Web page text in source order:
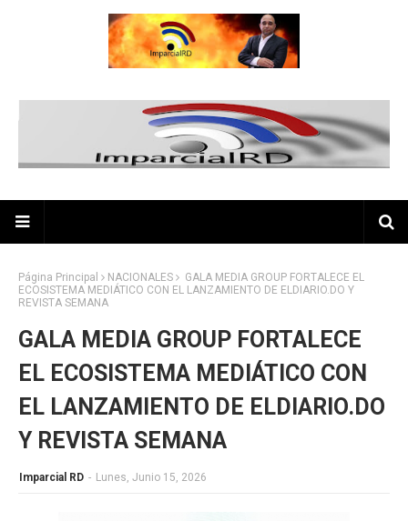
Página Principal NACIONALES
GALA MEDIA GROUP FORTALECE EL
ECOSISTEMA MEDIÁTICO CON EL LANZAMIENTO DE ELDIARIO.DO Y
REVISTA SEMANA
GALA MEDIA GROUP FORTALECE
EL ECOSISTEMA MEDIÁTICO CON
EL LANZAMIENTO DE ELDIARIO.DO
Y REVISTA SEMANA
Imparcial RD - Lunes, Junio 15, 2026